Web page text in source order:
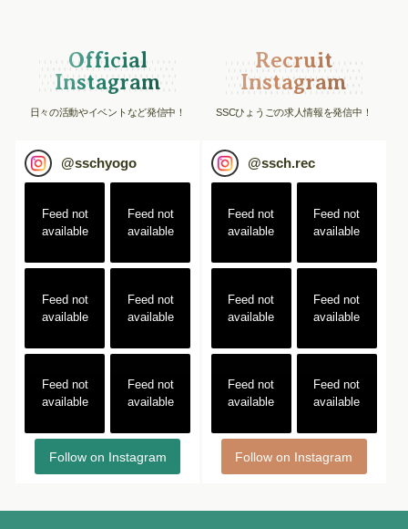
Official
Instagram
日々の活動やイベントなど発信中！
@sschyogo
Feed not
available
Feed not
available
Feed not
available
Feed not
available
Feed not
available
Feed not
available
Follow on Instagram
Recruit
Instagram
SSCひょうごの求人情報を発信中！
@ssch.rec
Feed not
available
Feed not
available
Feed not
available
Feed not
available
Feed not
available
Feed not
available
Follow on Instagram